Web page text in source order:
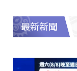
最新新聞